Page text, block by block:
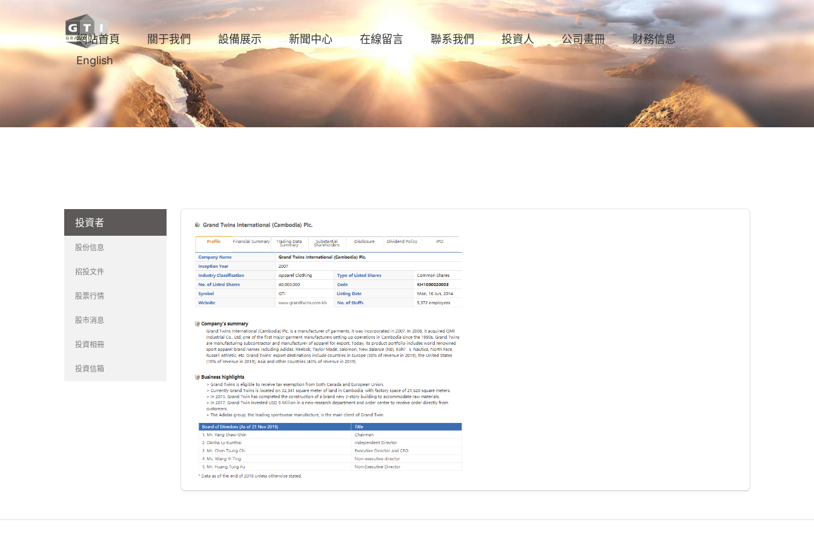
網站首頁 關于我們 設備展示 新聞中心 在線留言 聯系我們 投資人 公司畫冊
财務信息
English
投資者
股份信息
招投文件
股票行情
股市消息
投資相冊
投資信箱